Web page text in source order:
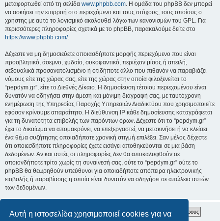
Αυτή η ιστοσελίδα χρησιμοποιεί cookies για να
μεταφορτωθεί από τη σελίδα www.phpbb.com. Η ομάδα του phpBB δεν μπορεί
να ασκήσει την επιρροή στο περιεχόμενο και τους στόχους, τους οποίους ο
χρήστης με αυτό το λογισμικό ακολουθεί λόγω των κανονισμών του GPL. Για
περισσότερες πληροφορίες σχετικά με το phpBB, παρακαλούμε δείτε στο
https://www.phpbb.com/.
Δέχεστε να μη δημοσιεύετε οποιασδήποτε μορφής περιεχόμενο που είναι
προσβλητικό, άσεμνο, χυδαίο, συκοφαντικό, περιέχον μίσος ή απειλή,
σεξουαλικά προσανατολισμένο ή οτιδήποτε άλλο που πιθανόν να παραβιάζει
νόμους είτε της χώρας σας, είτε της χώρας στην οποία φιλοξενείται το
“pepdym.gr”, είτε το Διεθνές Δίκαιο. Η δημοσίευση τέτοιου περιεχομένου είναι
δυνατόν να οδηγήσει στην άμεση και μόνιμη διαγραφή σας, με ταυτόχρονη
ενημέρωση της Υπηρεσίας Παροχής Υπηρεσιών Διαδικτύου που χρησιμοποιείτε
εφόσον κρίνουμε απαραίτητο. Η διεύθυνση IP κάθε δημοσίευσης καταγράφεται
για τη δυνατότητα επιβολής των παρόντων όρων. Δέχεστε ότι το “pepdym.gr”
έχει το δικαίωμα να απομακρύνει, να επεξεργαστεί, να μετακινήσει ή να κλείσει
ένα θέμα συζήτησης οποιαδήποτε χρονική στιγμή επιλέξει. Σαν μέλος δέχεστε
ότι οποιεσδήποτε πληροφορίες έχετε εισάγει αποθηκεύονται σε μια βάση
δεδομένων. Αν και αυτές οι πληροφορίες δεν θα αποκαλυφθούν σε
οποιονδήποτε τρίτο χωρίς τη συναίνεσή σας, ούτε το “pepdym.gr” ούτε το
phpBB θα θεωρηθούν υπεύθυνοι για οποιαδήποτε απόπειρα ηλεκτρονικής
εισβολής ή παραβίασης η οποία είναι δυνατόν να οδηγήσει σε απώλεια αυτών
των δεδομένων.